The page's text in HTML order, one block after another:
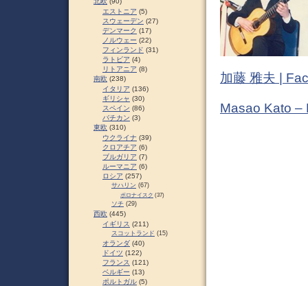
加藤 雅夫 |
Masao Kato –
エストニア (5)
スウェーデン (27)
デンマーク (17)
ノルウェー (22)
フィンランド (31)
ラトビア (4)
リトアニア (8)
南欧 (238)
イタリア (136)
ギリシャ (30)
スペイン (86)
バチカン (3)
東欧 (310)
ウクライナ (39)
クロアチア (6)
ブルガリア (7)
ルーマニア (6)
ロシア (257)
サハリン (67)
ポロナイスク (37)
ソチ (29)
西欧 (445)
イギリス (211)
スコットランド (15)
オランダ (40)
ドイツ (122)
フランス (121)
ベルギー (13)
ポルトガル (5)